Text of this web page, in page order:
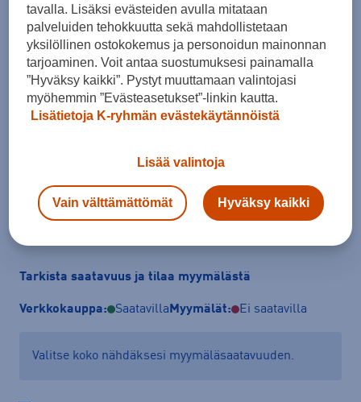
Koko
XS
Lisää ostoskoriin
Tarkista saatavuus ja tilaa myymälästä
Verkkokauppa: Saatavilla Myymälät: Ei saatavilla
Valitse koko nähdäksesi myymäläsaatavuuden.
tavalla. Lisäksi evästeiden avulla mitataan
palveluiden tehokkuutta sekä mahdollistetaan
yksilöllinen ostokokemus ja personoidun mainonnan
tarjoaminen. Voit antaa suostumuksesi painamalla
”Hyväksy kaikki”. Pystyt muuttamaan valintojasi
myöhemmin ”Evästeasetukset”-linkin kautta.
Lisätietoja K-ryhmän evästekäytännöistä
Lisää valintoja
Vain välttämättömät Hyväksy kaikki